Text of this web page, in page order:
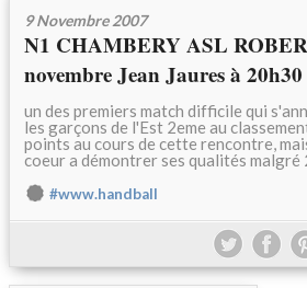
9 Novembre 2007
N1 CHAMBERY ASL
novembre Jean Jaures à 20h30
un des premiers match difficile qui
les garçons de l'Est 2eme au
points au cours de cette rencontre,
coeur a démontrer ses qualités malgré
#www.handball